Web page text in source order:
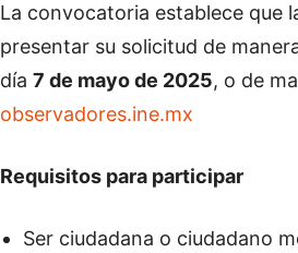
La convocatoria establece que
presentar su solicitud de
día 7 de mayo de 2025, o de
observadores.ine.mx
Requisitos para participar
Ser ciudadana o ciudadano